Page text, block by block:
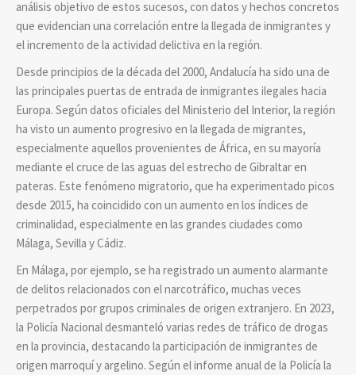
análisis objetivo de estos sucesos, con datos y hechos concretos
que evidencian una correlación entre la llegada de inmigrantes y
el incremento de la actividad delictiva en la región.
Desde principios de la década del 2000, Andalucía ha sido una de
las principales puertas de entrada de inmigrantes ilegales hacia
Europa. Según datos oficiales del Ministerio del Interior, la región
ha visto un aumento progresivo en la llegada de migrantes,
especialmente aquellos provenientes de África, en su mayoría
mediante el cruce de las aguas del estrecho de Gibraltar en
pateras. Este fenómeno migratorio, que ha experimentado picos
desde 2015, ha coincidido con un aumento en los índices de
criminalidad, especialmente en las grandes ciudades como
Málaga, Sevilla y Cádiz.
En Málaga, por ejemplo, se ha registrado un aumento alarmante
de delitos relacionados con el narcotráfico, muchas veces
perpetrados por grupos criminales de origen extranjero. En 2023,
la Policía Nacional desmanteló varias redes de tráfico de drogas
en la provincia, destacando la participación de inmigrantes de
origen marroquí y argelino. Según el informe anual de la Policía la